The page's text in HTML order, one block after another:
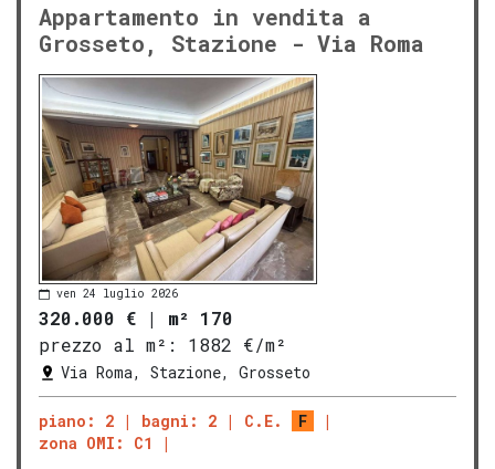
Appartamento in vendita a
Grosseto, Stazione - Via Roma
ven 24 luglio 2026
320.000 € | m² 170
prezzo al m²:
1882 €/m²
Via Roma, Stazione, Grosseto
piano: 2 bagni: 2 C.E.
F
zona OMI: C1